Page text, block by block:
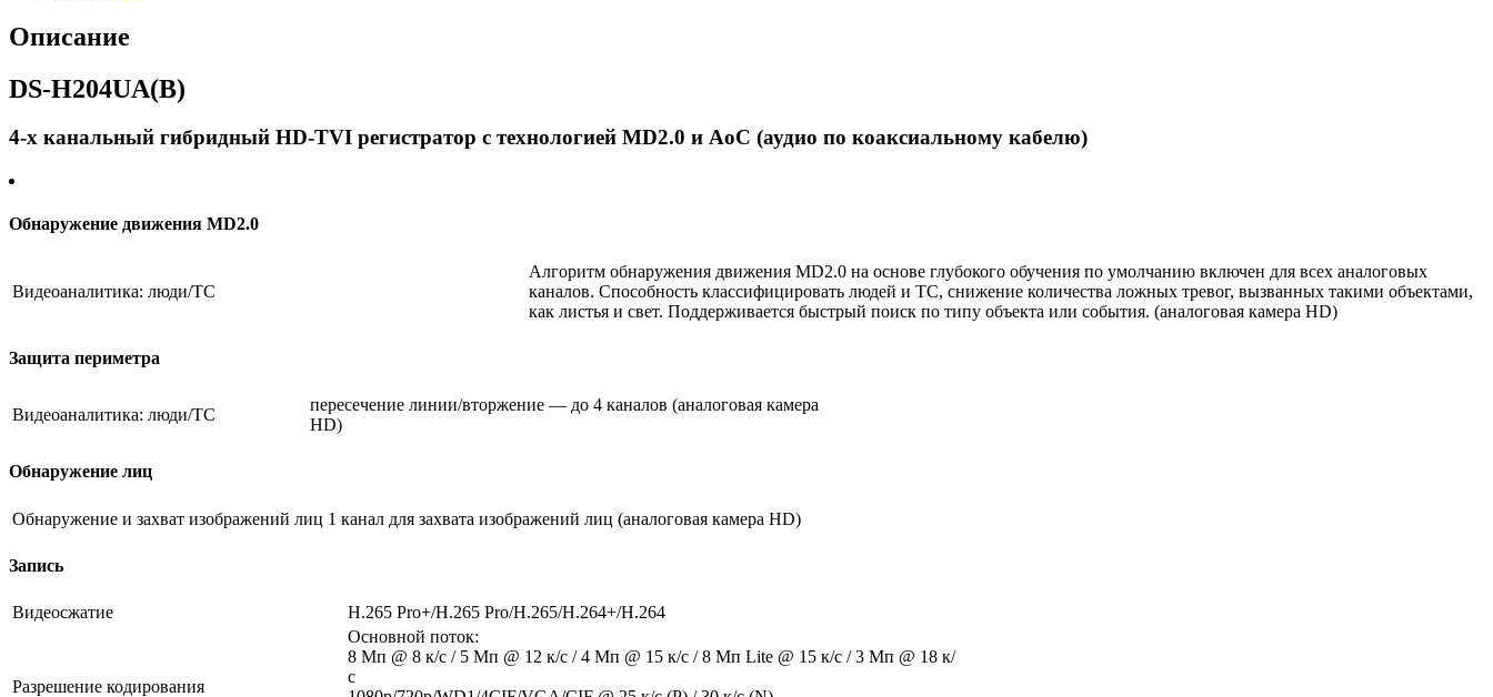
TVI
регистратор
технологией
MD2.0
AoC
по
кабелю)
Описание
DS-H204UA(B)
4-х канальный гибридный HD-TVI регистратор c технологией MD2.0 и AoC (аудио по коаксиальному кабелю)
Обнаружение движения MD2.0
Видеоаналитика: люди/ТС
Алгоритм обнаружения движения MD2.0 на основе глубокого обучения по умолчанию включен для всех аналоговых
каналов. Способность классифицировать людей и ТС, снижение количества ложных тревог, вызванных такими объектами,
как листья и свет. Поддерживается быстрый поиск по типу объекта или события. (аналоговая камера HD)
Защита периметра
Видеоаналитика: люди/ТС
пересечение линии/вторжение — до 4 каналов (аналоговая камера
HD)
Обнаружение лиц
Обнаружение и захват изображений лиц 1 канал для захвата изображений лиц (аналоговая камера HD)
Запись
Видеосжатие H.265 Pro+/H.265 Pro/H.265/H.264+/H.264
Разрешение кодирования
Основной поток:
8 Мп @ 8 к/с / 5 Мп @ 12 к/с / 4 Мп @ 15 к/с / 8 Мп Lite @ 15 к/с / 3 Мп @ 18 к/
с